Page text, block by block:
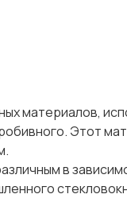
материалов,
Этот
в